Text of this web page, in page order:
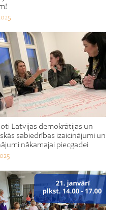
Latvijas demokrātijas un
sabiedrības izaicinājumi un
nākamajai piecgadei